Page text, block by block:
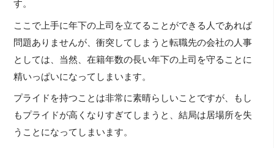
す。
ここで上手に年下の上司を立てることができる人であれば
問題ありませんが、衝突してしまうと転職先の会社の人事
としては、当然、在籍年数の長い年下の上司を守ることに
精いっぱいになってしまいます。
プライドを持つことは非常に素晴らしいことですが、もし
もプライドが高くなりすぎてしまうと、結局は居場所を失
うことになってしまいます。